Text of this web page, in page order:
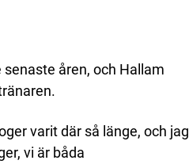
åren, och Hallam
varit där så länge, och jag
vi är båda